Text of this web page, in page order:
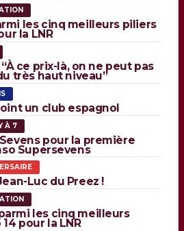
les cinq meilleurs piliers
la LNR
ce prix-là, on ne peut pas
très haut niveau”
un club espagnol
À 7
pour la première
Supersevens
Luc du Preez !
les cinq meilleurs
pour la LNR